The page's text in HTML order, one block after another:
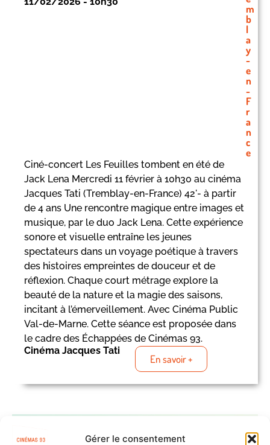
Gérer le consentement
m
b
l
a
y
-
e
n
-
F
r
a
n
c
e
Ciné-concert Les Feuilles tombent en été de
Jack Lena Mercredi 11 février à 10h30 au cinéma
Jacques Tati (Tremblay-en-France) 42'- à partir
de 4 ans Une rencontre magique entre images et
musique, par le duo Jack Lena. Cette expérience
sonore et visuelle entraîne les jeunes
spectateurs dans un voyage poétique à travers
des histoires empreintes de douceur et de
réflexion. Chaque court métrage explore la
beauté de la nature et la magie des saisons,
incitant à l’émerveillement. Avec Cinéma Public
Val-de-Marne. Cette séance est proposée dans
le cadre des Échappées de Cinémas 93.
Cinéma Jacques Tati
En savoir +